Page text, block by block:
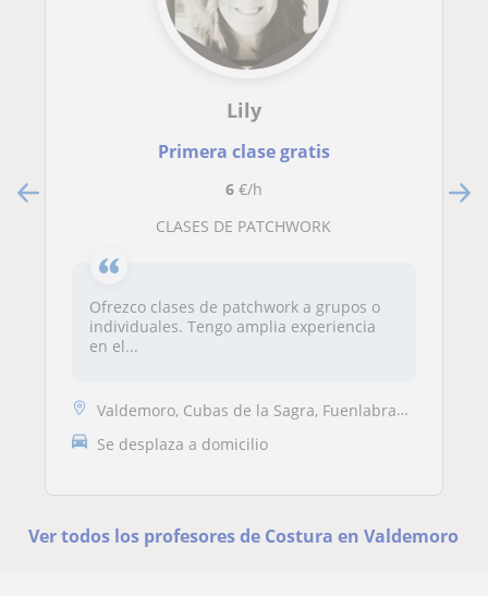
Lily
Primera clase gratis
6€/h
CLASES DE PATCHWORK
Ofrezco clases de patchwork a grupos o
individuales. Tengo amplia experiencia
en el...
Valdemoro, Cubas de la Sagra, Fuenlabrada, Aranjuez, Torrejón de Velasco
Se desplaza a domicilio
Ver todos los profesores de Costura en Valdemoro